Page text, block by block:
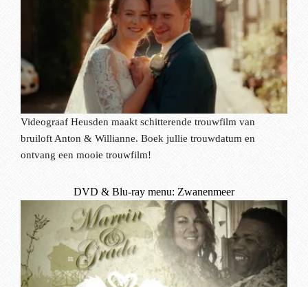
Videograaf Heusden maakt schitterende trouwfilm van
bruiloft Anton & Willianne. Boek jullie trouwdatum en
ontvang een mooie trouwfilm!
DVD & Blu-ray menu: Zwanenmeer